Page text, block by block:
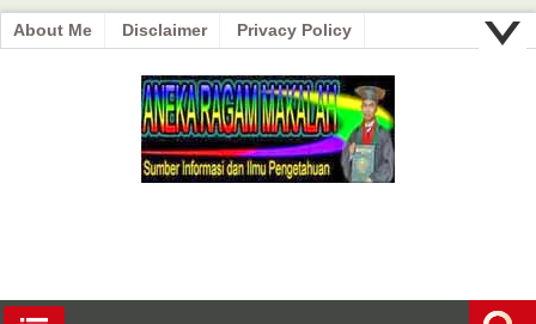
About Me Disclaimer Privacy Policy